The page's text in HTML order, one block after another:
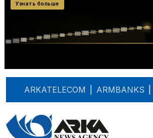
ARKATELECOM ARMBANKS